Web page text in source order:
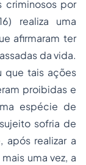
criminosos por
realiza uma
afirmaram ter
da vida.
que tais ações
proibidas e
espécie de
sofria de
após realizar a
uma vez, a